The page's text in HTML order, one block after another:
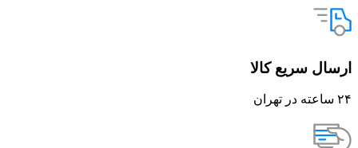
ارسال سریع کالا
۲۴ ساعته در تهران